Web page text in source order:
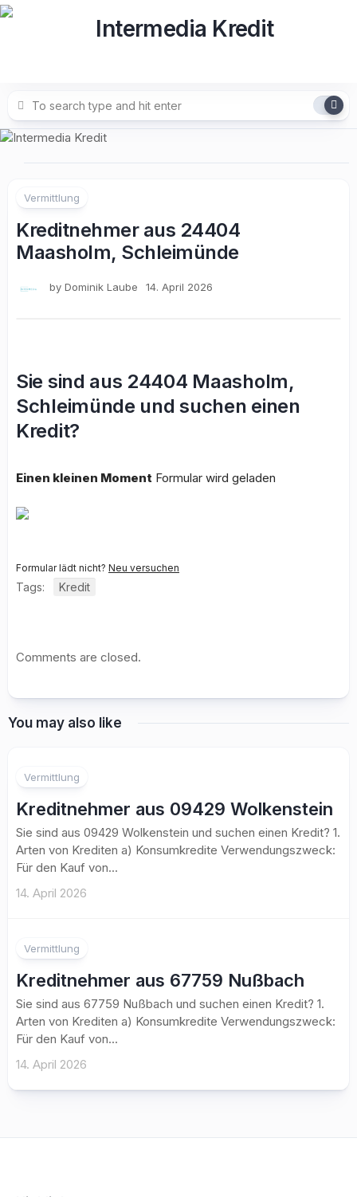
Skip
Vermittlung
Kreditnehmer aus 24404
Maasholm, Schleimünde
by Dominik Laube 14. April 2026
Sie sind aus 24404 Maasholm,
Schleimünde und suchen einen
Kredit?
Einen kleinen Moment Formular wird geladen
Formular lädt nicht? Neu versuchen
Tags: Kredit
Comments are closed.
You may also like
Vermittlung
Kreditnehmer aus 09429 Wolkenstein
Sie sind aus 09429 Wolkenstein und suchen einen Kredit? 1.
Arten von Krediten a) Konsumkredite Verwendungszweck:
Für den Kauf von...
14. April 2026
Vermittlung
Kreditnehmer aus 67759 Nußbach
Sie sind aus 67759 Nußbach und suchen einen Kredit? 1.
Arten von Krediten a) Konsumkredite Verwendungszweck:
Für den Kauf von...
14. April 2026